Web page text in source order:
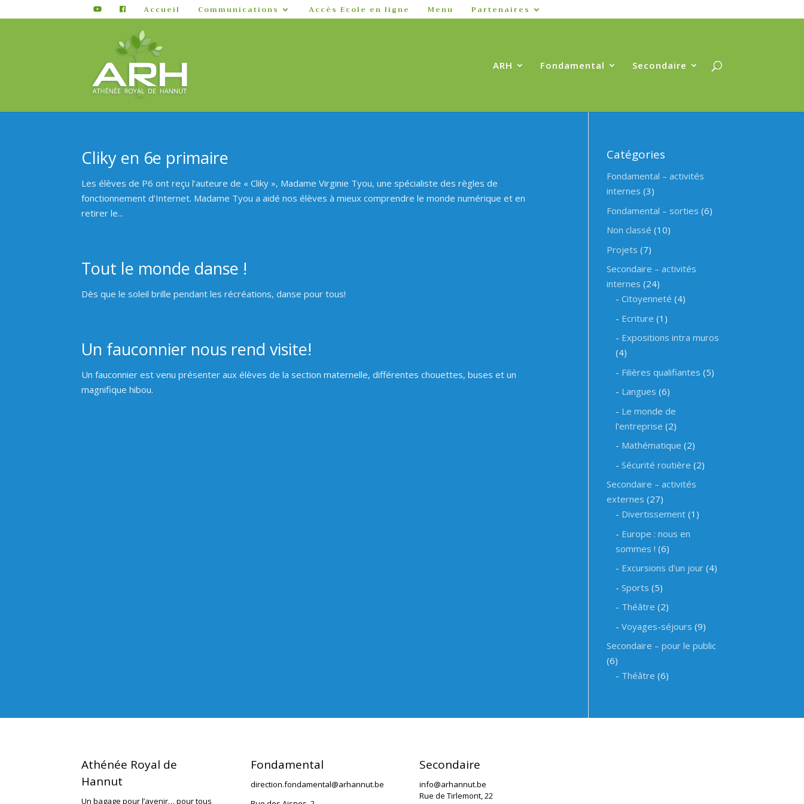
Accueil Communications Accès Ecole en ligne Menu Partenaires
ARH Fondamental Secondaire
Cliky en 6e primaire
Les élèves de P6 ont reçu l’auteure de « Cliky », Madame Virginie Tyou, une spécialiste des règles de
fonctionnement d’Internet. Madame Tyou a aidé nos élèves à mieux comprendre le monde numérique et en
retirer le...
Tout le monde danse !
Dès que le soleil brille pendant les récréations, danse pour tous!
Un fauconnier nous rend visite!
Un fauconnier est venu présenter aux élèves de la section maternelle, différentes chouettes, buses et un
magnifique hibou.
Catégories
Fondamental – activités
internes (3)
Fondamental – sorties (6)
Non classé (10)
Projets (7)
Secondaire – activités
internes (24)
Citoyenneté (4)
Ecriture (1)
Expositions intra muros
(4)
Filières qualifiantes (5)
Langues (6)
Le monde de
l'entreprise (2)
Mathématique (2)
Sécurité routière (2)
Secondaire – activités
externes (27)
Divertissement (1)
Europe : nous en
sommes ! (6)
Excursions d'un jour (4)
Sports (5)
Théâtre (2)
Voyages-séjours (9)
Secondaire – pour le public
(6)
Théâtre (6)
Athénée Royal de
Hannut
Un bagage pour l’avenir… pour tous
Fondamental
direction.fondamental@arhannut.be
Secondaire
info@arhannut.be
Rue de Tirlemont, 22